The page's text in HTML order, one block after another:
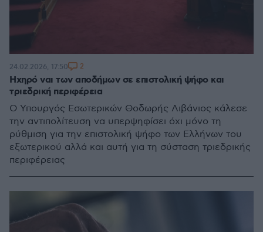
Ηχηρό ναι των αποδήμων σε επιστολική ψήφο και
τριεδρική περιφέρεια
Ο Υπουργός Εσωτερικών Θοδωρής Λιβάνιος κάλεσε
την αντιπολίτευση να υπερψηφίσει όχι μόνο τη
ρύθμιση για την επιστολική ψήφο των Ελλήνων του
εξωτερικού αλλά και αυτή για τη σύσταση τριεδρικής
περιφέρειας
24.02.2026, 17:50 2